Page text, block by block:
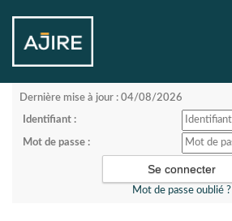
Dernière mise à jour : 04/08/2026
Identifiant :
Mot de passe :
Mot de passe oublié ?